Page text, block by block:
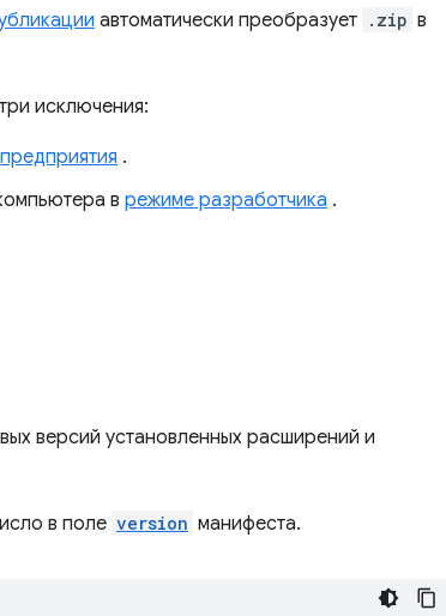
автоматически преобразует .zip в
исключения:
.
в режиме разработчика .
версий установленных расширений и
в поле version манифеста.